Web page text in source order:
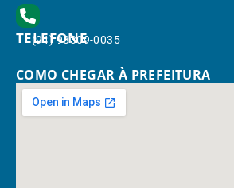
TELEFONE
(91) 98309-0035
COMO CHEGAR À PREFEITURA